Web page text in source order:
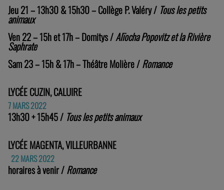
Jeu 21 – 13h30 & 15h30 – Collège P. Valéry / Tous les petits
animaux
Ven 22 – 15h et 17h – Domitys /Alïocha Popovitz et la Rivière
Saphrate
Sam 23 – 15h & 17h – Théâtre Molière /Romance
LYCÉE CUZIN, CALUIRE
7 MARS 2022
13h30 + 15h45 / Tous les petits animaux
LYCÉE MAGENTA, VILLEURBANNE
22 MARS 2022
horaires à venir /Romance